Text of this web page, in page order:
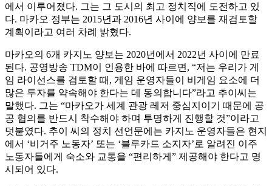
에서 이루어졌다. 그는 그 도시의 최고 정치직에 도전하고 있
다. 마카오 정부는 2015년과 2016년 사이에 양보를 재검토할
계획이라고 여러 차례 밝혔다.
마카오의 6개 카지노 양보는 2020년에서 2022년 사이에 만료
된다. 공영방송 TDM이 인용한 바에 따르면, “저는 우리가 게
임 라이선스를 검토할 때, 게임 운영자들이 비게임 요소에 더
많은 투자를 약속해야 한다는 데 동의합니다”라고 추이씨는
말했다. 그는 “마카오가 세계 관광 레저 중심지이기 때문에 공
공 협의를 반드시 착수해야 하며 투명하게 진행할 것”이라고
덧붙였다. 추이 씨의 정치 선언문에는 카지노 운영자들은 현지
에서 ‘비거주 노동자’ 또는 ‘블루카드 소지자’로 알려진 이주
노동자들에게 숙소와 교통을 “편리하게” 제공해야 한다고 명
시되어 있다.